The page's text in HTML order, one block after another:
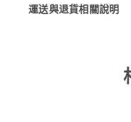
運送與退貨相關說明